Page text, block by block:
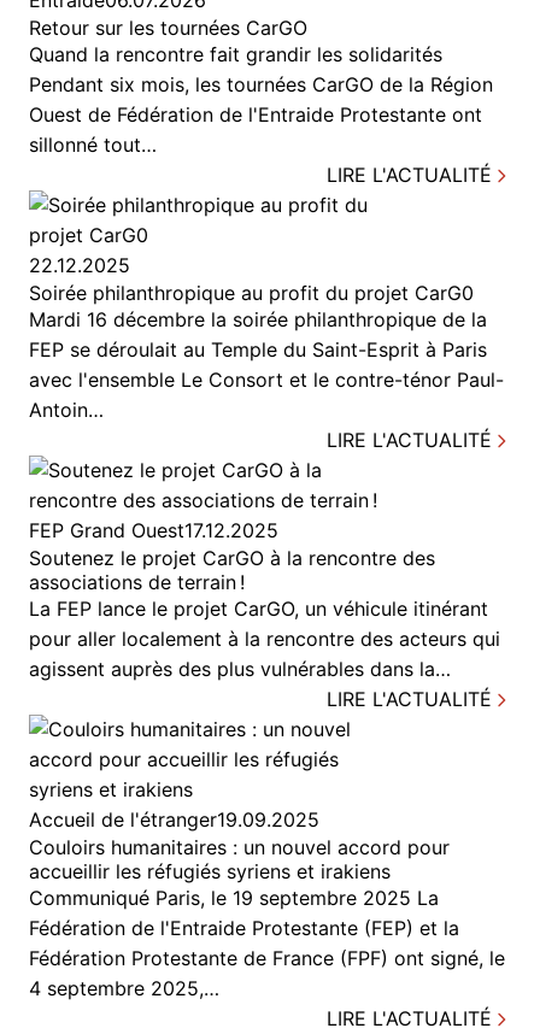
Retour sur les tournées CarGO
Quand la rencontre fait grandir les solidarités
Pendant six mois, les tournées CarGO de la Région
Ouest de Fédération de l'Entraide Protestante ont
sillonné tout…
LIRE L'ACTUALITÉ
22.12.2025
Soirée philanthropique au profit du projet CarG0
Mardi 16 décembre la soirée philanthropique de la
FEP se déroulait au Temple du Saint-Esprit à Paris
avec l'ensemble Le Consort et le contre-ténor Paul-
Antoin…
LIRE L'ACTUALITÉ
FEP Grand Ouest17.12.2025
Soutenez le projet CarGO à la rencontre des
associations de terrain !
La FEP lance le projet CarGO, un véhicule itinérant
pour aller localement à la rencontre des acteurs qui
agissent auprès des plus vulnérables dans la…
LIRE L'ACTUALITÉ
Accueil de l'étranger19.09.2025
Couloirs humanitaires : un nouvel accord pour
accueillir les réfugiés syriens et irakiens
Communiqué Paris, le 19 septembre 2025 La
Fédération de l'Entraide Protestante (FEP) et la
Fédération Protestante de France (FPF) ont signé, le
4 septembre 2025,…
LIRE L'ACTUALITÉ